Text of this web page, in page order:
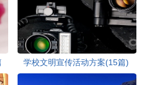
学校文明宣传活动方案(15篇)